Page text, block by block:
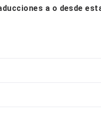
a o desde